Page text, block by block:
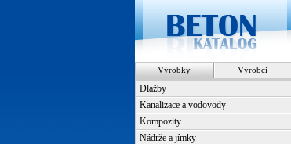
Výrobky Výrobci
Dlažby
Kanalizace a vodovody
Kompozity
Nádrže a jímky